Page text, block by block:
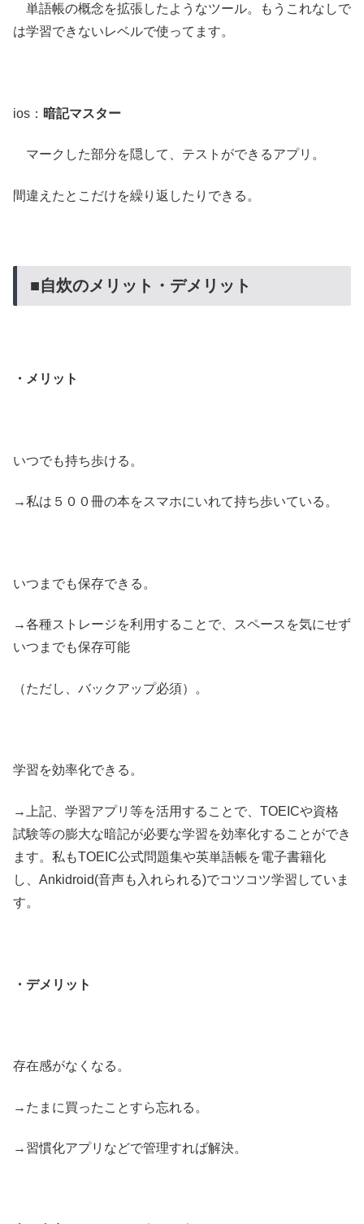
単語帳の概念を拡張したようなツール。もうこれなしで
は学習できないレベルで使ってます。
ios： 暗記マスター
マークした部分を隠して、テストができるアプリ。
間違えたとこだけを繰り返したりできる。
■自炊のメリット・デメリット
・メリット
いつでも持ち歩ける。
→私は５００冊の本をスマホにいれて持ち歩いている。
いつまでも保存できる。
→各種ストレージを利用することで、スペースを気にせず
いつまでも保存可能
（ただし、バックアップ必須）。
学習を効率化できる。
→上記、学習アプリ等を活用することで、TOEICや資格
試験等の膨大な暗記が必要な学習を効率化することができ
ます。私もTOEIC公式問題集や英単語帳を電子書籍化
し、Ankidroid(音声も入れられる)でコツコツ学習していま
す。
・デメリット
存在感がなくなる。
→たまに買ったことすら忘れる。
→習慣化アプリなどで管理すれば解決。